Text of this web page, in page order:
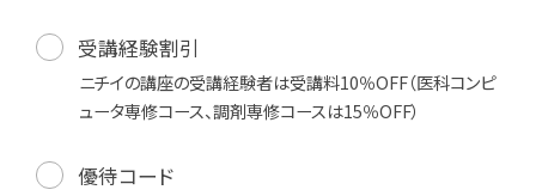
受講経験割引
ニチイの講座の受講経験者は受講料10％OFF（医科コンピ
ュータ専修コース、調剤専修コースは15％OFF）
優待コード